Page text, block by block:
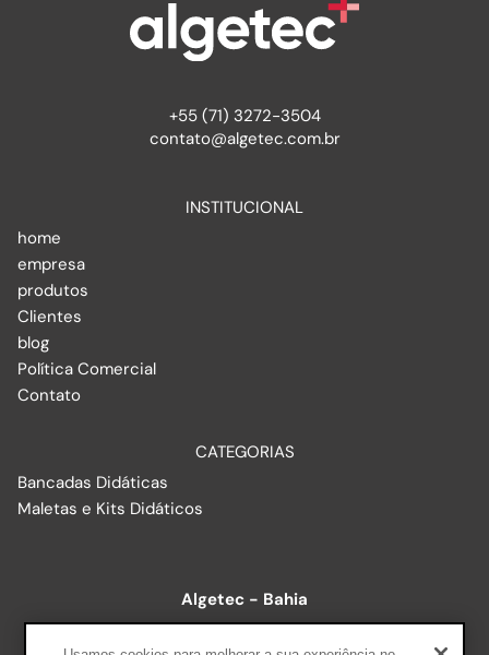
+55 (71) 3272-3504
contato@algetec.com.br
INSTITUCIONAL
home
empresa
produtos
Clientes
blog
Política Comercial
Contato
CATEGORIAS
Bancadas Didáticas
Maletas e Kits Didáticos
Algetec - Bahia